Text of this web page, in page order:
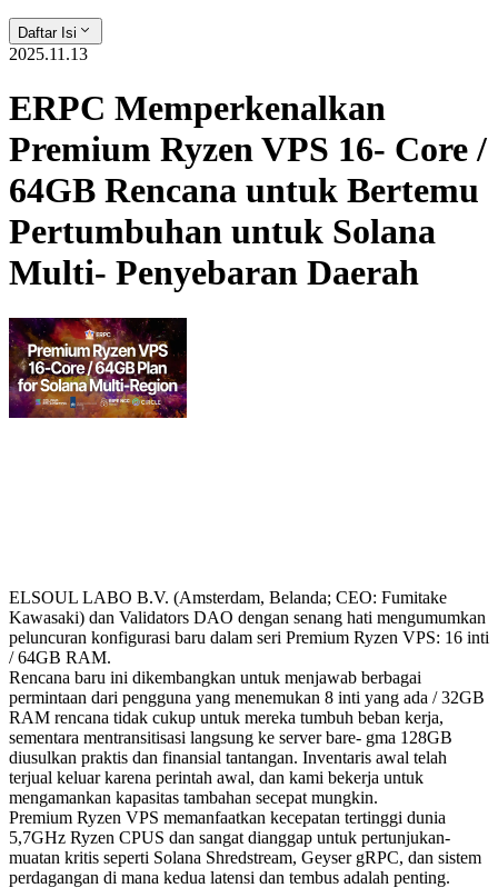
Daftar Isi
2025.11.13
ERPC Memperkenalkan
Premium Ryzen VPS 16- Core /
64GB Rencana untuk Bertemu
Pertumbuhan untuk Solana
Multi- Penyebaran Daerah
ELSOUL LABO B.V. (Amsterdam, Belanda; CEO: Fumitake
Kawasaki) dan Validators DAO dengan senang hati mengumumkan
peluncuran konfigurasi baru dalam seri Premium Ryzen VPS: 16 inti
/ 64GB RAM.
Rencana baru ini dikembangkan untuk menjawab berbagai
permintaan dari pengguna yang menemukan 8 inti yang ada / 32GB
RAM rencana tidak cukup untuk mereka tumbuh beban kerja,
sementara mentransitisasi langsung ke server bare- gma 128GB
diusulkan praktis dan finansial tantangan. Inventaris awal telah
terjual keluar karena perintah awal, dan kami bekerja untuk
mengamankan kapasitas tambahan secepat mungkin.
Premium Ryzen VPS memanfaatkan kecepatan tertinggi dunia
5,7GHz Ryzen CPUS dan sangat dianggap untuk pertunjukan-
muatan kritis seperti Solana Shredstream, Geyser gRPC, dan sistem
perdagangan di mana kedua latensi dan tembus adalah penting.